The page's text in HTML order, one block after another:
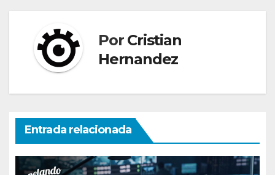
Por Cristian
Hernandez
Entrada relacionada